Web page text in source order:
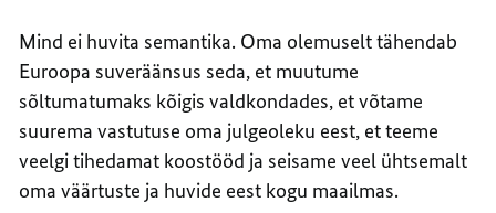
Mind ei huvita semantika. Oma olemuselt tähendab
Euroopa suveräänsus seda, et muutume
sõltumatumaks kõigis valdkondades, et võtame
suurema vastutuse oma julgeoleku eest, et teeme
veelgi tihedamat koostööd ja seisame veel ühtsemalt
oma väärtuste ja huvide eest kogu maailmas.